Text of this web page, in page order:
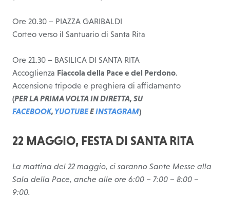
Ore 20.30 – PIAZZA GARIBALDI
Corteo verso il Santuario di Santa Rita
Ore 21.30 – BASILICA DI SANTA RITA
Accoglienza Fiaccola della Pace e del Perdono.
Accensione tripode e preghiera di affidamento
(PER LA PRIMA VOLTAIN DIRETTA, SU
FACEBOOK, YUOTUBEEINSTAGRAM)
22 MAGGIO, FESTA DI SANTA RITA
La mattina del 22 maggio, ci saranno Sante Messe alla
Sala della Pace, anche alle ore 6:00 – 7:00 – 8:00 –
9:00.